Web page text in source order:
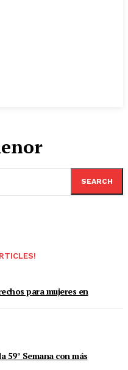
SEARCH
para mujeres en
59° Semana con más